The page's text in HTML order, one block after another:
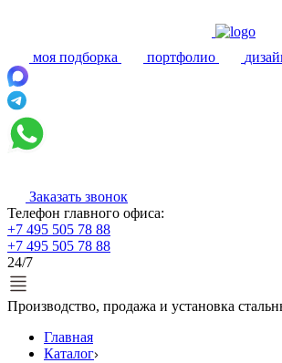
моя подборка портфолио
Заказать звонок
Телефон главного офиса:
+7 495 505 78 88
+7 495 505 78 88
24/7
Производство, продажа и установка
Главная
Каталог